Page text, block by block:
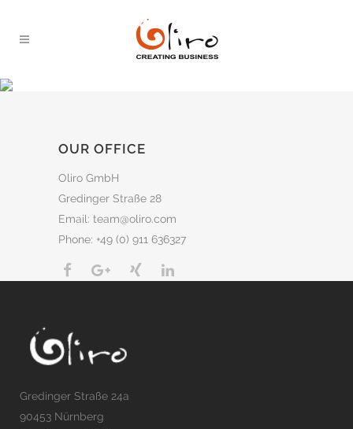
OUR OFFICE
Oliro GmbH
Gredinger Straße 28
Email: team@oliro.com
Phone: +49 (0) 911 636327
Gredinger Straße 24a
90453 Nürnberg